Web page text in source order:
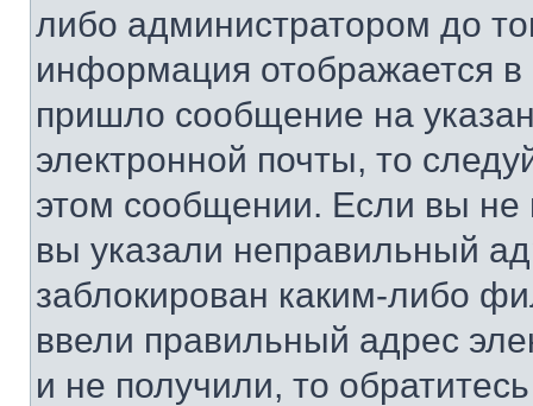
либо администратором до
информация отображается
пришло сообщение на
электронной почты, то
этом сообщении. Если вы
вы указали неправильный
заблокирован каким-либо
ввели правильный адрес
и не получили, то